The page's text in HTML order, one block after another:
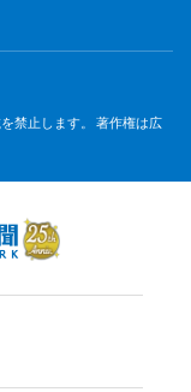
禁止します。 著作権は広